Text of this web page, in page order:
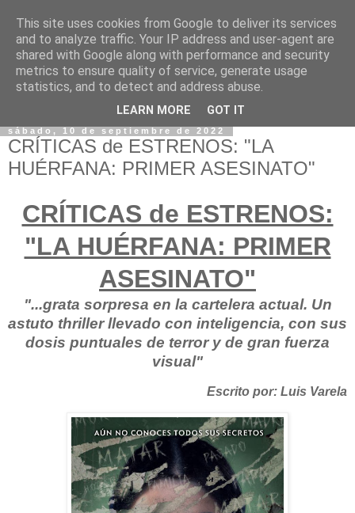
sábado, 10 de septiembre de 2022
CRÍTICAS de ESTRENOS: "LA
HUÉRFANA: PRIMER ASESINATO"
CRÍTICAS de ESTRENOS:
"LA HUÉRFANA: PRIMER
ASESINATO"
"...grata sorpresa en la cartelera actual. Un
astuto thriller llevado con inteligencia, con sus
dosis puntuales de terror y de gran fuerza
visual"
Escrito por: Luis Varela
This site uses cookies from Google to deliver its services
and to analyze traffic. Your IP address and user-agent are
shared with Google along with performance and security
metrics to ensure quality of service, generate usage
statistics, and to detect and address abuse.
LEARN MORE GOT IT